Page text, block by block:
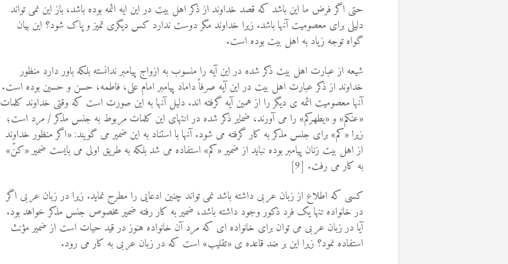
حتی اگر فرض ما این باشد که قصد خداوند از ذکر اهل بیت در این ایه ائمه بوده باشد، باز این نمی تواند
دلیلی برای معصومیت آنها باشد. زیرا خداوند مگر دوست ندارد کس دیگری تمیز و پاک شود؟ این بیان
گواه توجه زیاد به اهل بیت بوده است.
شیعه از عبارت اهل بیت ذکر شده در این آیه را منسوب به ازواج پیامبر ندانسته بلکه باور دارد منظور
خداوند از ذکر عبارت اهل بیت در این آیه صرفاً داماد پیامبر امام علی، فاطمه، حسن و حسین بوده است.
آنها معصومیت ائمه ی دیگر را از همین آیه گرفته اند. دلیل آنها به این صورت است که وقتی خداوند کلمات
«عنکم» و «یطهرکم» را می آورند، ضمایر ذکر شده در انتهای این کلمات مربوط به جنس مذکر / مرد است؛
زیرا «کم» برای جنس مذکر به کار گرفته می شود. آنها با استناد به این ضمیر می گویند: «اگر منظور خداوند
از اهل بیت زنان پیامبر بوده نباید از ضمیر «کم» استفاده می شد بلکه به طریق اولی می بایست ضمیر «کنّ»
به کار می رفت. [9]
کسی که اطلاع از زبان عربی داشته باشد نمی تواند چنین ادعایی را مطرح نماید. زیرا در زبان عربی اگر
در خانواده تنها یک فرد ذکور وجود داشته باشد، ضمیر به کار رفته ضمیر مخصوص جنس مذکر خواهد بود.
آیا در زبان عربی می توان برای خانواده ای که مرد آن خانواده هنوز در قید حیات است از ضمیر مؤنث
استفاده نمود؟ زیرا این بر ضد قاعده ی «تقلیب» است که در زبان عربی به کار می رود.